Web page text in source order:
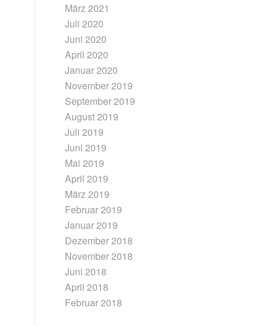
März 2021
Juli 2020
Juni 2020
April 2020
Januar 2020
November 2019
September 2019
August 2019
Juli 2019
Juni 2019
Mai 2019
April 2019
März 2019
Februar 2019
Januar 2019
Dezember 2018
November 2018
Juni 2018
April 2018
Februar 2018